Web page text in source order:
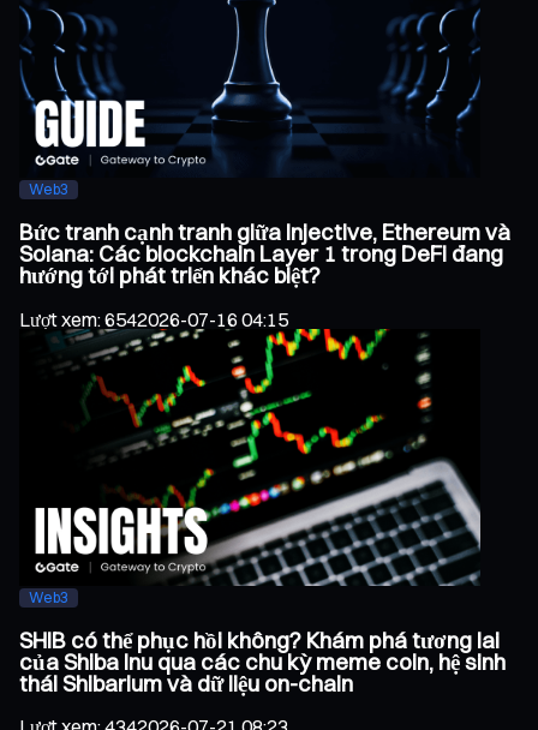
Web3
Bức tranh cạnh tranh giữa Injective, Ethereum và
Solana: Các blockchain Layer 1 trong DeFi đang
hướng tới phát triển khác biệt?
Lượt xem:6542026-07-16 04:15
Web3
SHIB có thể phục hồi không? Khám phá tương lai
của Shiba Inu qua các chu kỳ meme coin, hệ sinh
thái Shibarium và dữ liệu on-chain